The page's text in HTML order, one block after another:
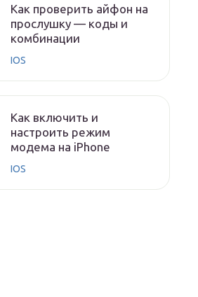
Как проверить айфон на
прослушку — коды и
комбинации
IOS
Как включить и
настроить режим
модема на iPhone
IOS